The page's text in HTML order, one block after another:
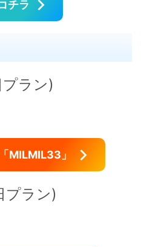
チラ
ラン)
MILMIL33」
ラン)